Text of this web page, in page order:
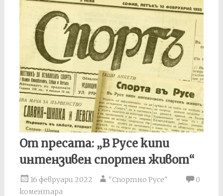
От пресата: „В Русе кипи
интензивен спортен живот“
16 февруари 2022 "Спортно Русе"
0
коментара